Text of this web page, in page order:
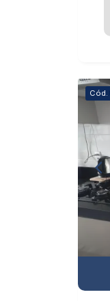
Cód.